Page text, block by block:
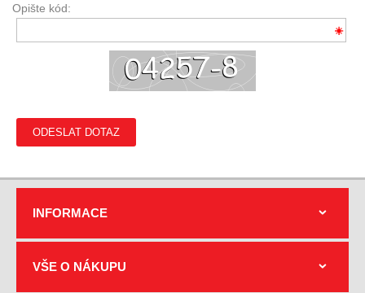
Opište kód:
ODESLAT DOTAZ
INFORMACE
VŠE O NÁKUPU